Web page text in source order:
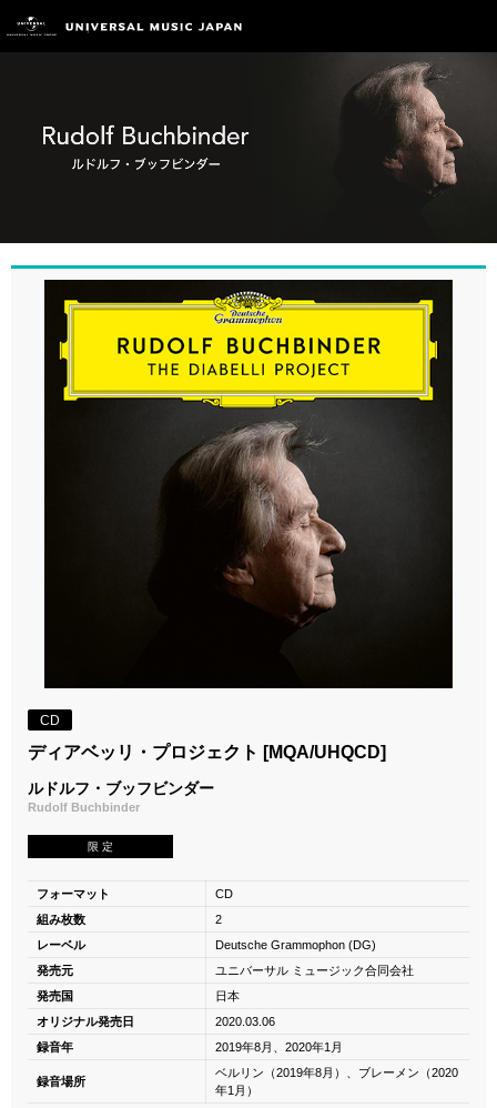
CD
ディアベッリ・プロジェクト [MQA/UHQCD]
ルドルフ・ブッフビンダー
Rudolf Buchbinder
限 定
フォーマット
CD
組み枚数
2
レーベル
Deutsche Grammophon (DG)
発売元
ユニバーサル ミュージック合同会社
発売国
日本
オリジナル発売日
2020.03.06
録音年
2019年8月、2020年1月
録音場所
ベルリン（2019年8月）、ブレーメン（2020
年1月）